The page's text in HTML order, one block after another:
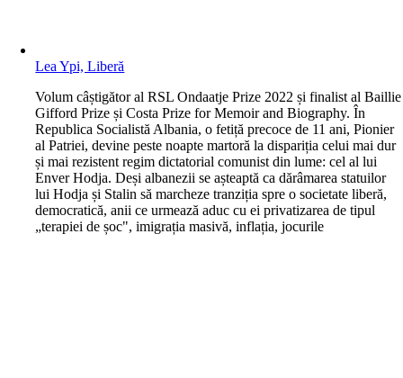
Lea Ypi, Liberă
Volum câștigător al RSL Ondaatje Prize 2022 și finalist al Baillie
Gifford Prize și Costa Prize for Memoir and Biography. În
Republica Socialistă Albania, o fetiță precoce de 11 ani, Pionier
al Patriei, devine peste noapte martoră la dispariția celui mai dur
și mai rezistent regim dictatorial comunist din lume: cel al lui
Enver Hodja. Deși albanezii se așteaptă ca dărâmarea statuilor
lui Hodja și Stalin să marcheze tranziția spre o societate liberă,
democratică, anii ce urmează aduc cu ei privatizarea de tipul
„terapiei de șoc", imigrația masivă, inflația, jocurile